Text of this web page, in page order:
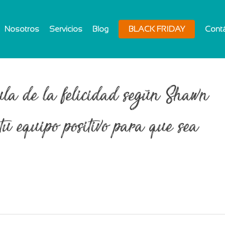
Nosotros Servicios Blog BLACK FRIDAY
de la felicidad según Shawn
equipo positivo para que sea